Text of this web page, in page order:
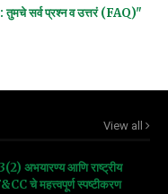
सर्व प्रश्न व उत्तरं (FAQ)"
View all
अभयारण्य आणि राष्ट्रीय
चे महत्त्वपूर्ण स्पष्टीकरण